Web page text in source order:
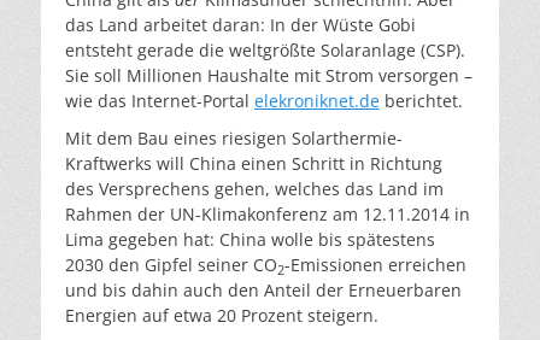
das Land arbeitet daran: In der Wüste Gobi
entsteht gerade die weltgrößte Solaranlage (CSP).
Sie soll Millionen Haushalte mit Strom versorgen –
wie das Internet-Portal elekroniknet.de berichtet.
Mit dem Bau eines riesigen Solarthermie-
Kraftwerks will China einen Schritt in Richtung
des Versprechens gehen, welches das Land im
Rahmen der UN-Klimakonferenz am 12.11.2014 in
Lima gegeben hat: China wolle bis spätestens
2030 den Gipfel seiner CO2-Emissionen erreichen
und bis dahin auch den Anteil der Erneuerbaren
Energien auf etwa 20 Prozent steigern.